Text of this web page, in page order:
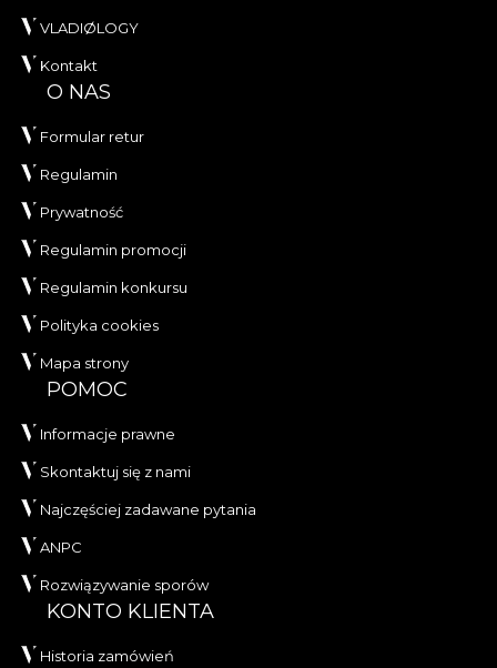
VLADIØLOGY
Kontakt
O NAS
Formular retur
Regulamin
Prywatność
Regulamin promocji
Regulamin konkursu
Polityka cookies
Mapa strony
POMOC
Informacje prawne
Skontaktuj się z nami
Najczęściej zadawane pytania
ANPC
Rozwiązywanie sporów
KONTO KLIENTA
Historia zamówień